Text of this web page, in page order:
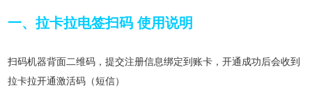
一、拉卡拉电签扫码 使用说明
扫码机器背面二维码，提交注册信息绑定到账卡，开通成功后会收到
拉卡拉开通激活码（短信）